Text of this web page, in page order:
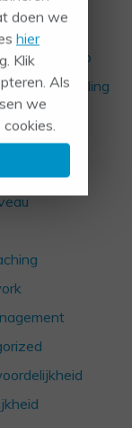
leiderschap
ontwikkeling
doen we
hier
Klik
Als
we